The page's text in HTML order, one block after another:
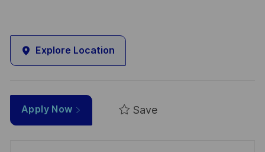
Explore Location
Apply Now Save